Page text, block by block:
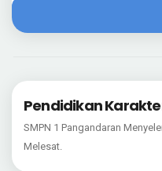
Pendidikan
SMPN 1 Pangandaran
Melesat.